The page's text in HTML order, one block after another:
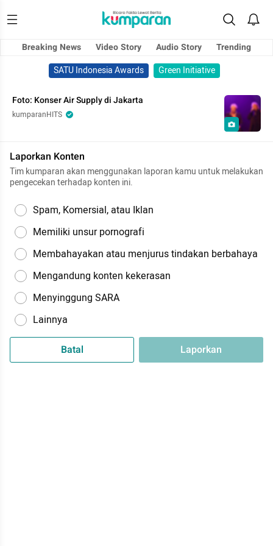
Breaking News Video Story Audio Story
Trending
SATU Indonesia Awards
Green Initiative
Foto: Konser Air Supply di Jakarta
kumparanHITS
Laporkan Konten
Tim kumparan akan menggunakan laporan kamu untuk melakukan
pengecekan terhadap konten ini.
Spam, Komersial, atau Iklan
Memiliki unsur pornografi
Membahayakan atau menjurus tindakan berbahaya
Mengandung konten kekerasan
Menyinggung SARA
Lainnya
Batal Laporkan